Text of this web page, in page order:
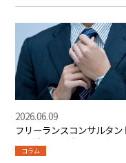
フリーランスコンサルタン
して独立する方法【ステッ
詳細解説】
2026.06.09
コラム